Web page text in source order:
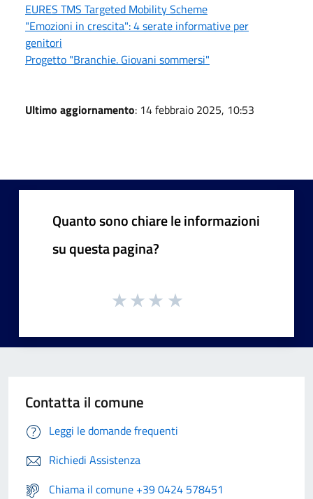
EURES TMS Targeted Mobility Scheme
"Emozioni in crescita": 4 serate informative per
genitori
Progetto "Branchie. Giovani sommersi"
Ultimo aggiornamento: 14 febbraio 2025, 10:53
Quanto sono chiare le informazioni
su questa pagina?
Contatta il comune
Leggi le domande frequenti
Richiedi Assistenza
Chiama il comune +39 0424 578451